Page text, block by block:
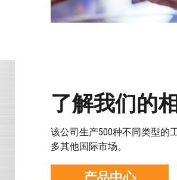
了解我们的
该公司生产500种不同类型的
多其他国际市场。